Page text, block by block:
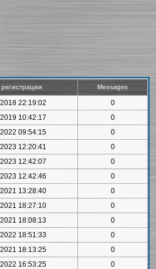
регистрации Messages
22:19:02
0
10:42:17
0
09:54:15
0
12:20:41
0
12:42:07
0
12:42:46
0
13:28:40
0
18:27:10
0
18:08:13
0
18:51:33
0
18:13:25
0
16:53:25
0